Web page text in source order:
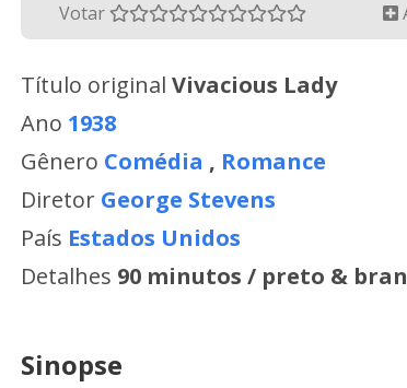
Votar
Título original Vivacious Lady
Ano 1938
Gênero Comédia , Romance
Diretor George Stevens
País Estados Unidos
Detalhes 90 minutos / preto &
Sinopse